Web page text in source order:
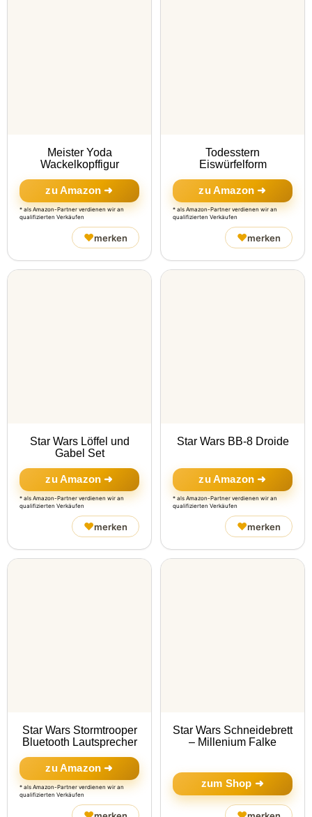
Meister Yoda
Wackelkopffigur
zu Amazon ➜
* als Amazon-Partner verdienen wir an
qualifizierten Verkäufen
♥merken
Todesstern
Eiswürfelform
zu Amazon ➜
* als Amazon-Partner verdienen wir an
qualifizierten Verkäufen
♥merken
Star Wars Löffel und
Gabel Set
zu Amazon ➜
* als Amazon-Partner verdienen wir an
qualifizierten Verkäufen
♥merken
Star Wars BB-8 Droide
zu Amazon ➜
* als Amazon-Partner verdienen wir an
qualifizierten Verkäufen
♥merken
Star Wars Stormtrooper
Bluetooth Lautsprecher
zu Amazon ➜
* als Amazon-Partner verdienen wir an
qualifizierten Verkäufen
Star Wars Schneidebrett
– Millenium Falke
zum Shop ➜